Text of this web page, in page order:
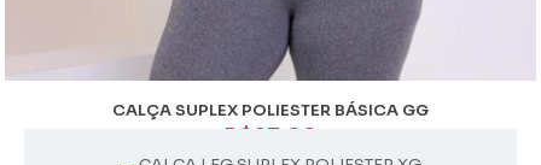
CALÇA SUPLEX POLIESTER BÁSICA GG
R$ 27,00